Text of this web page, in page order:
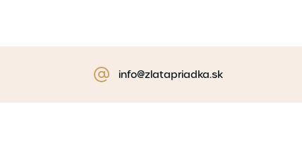
info@zlatapriadka.sk